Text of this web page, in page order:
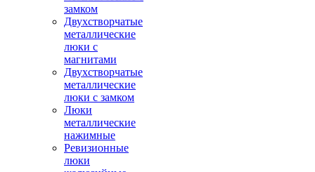
замком
Двухстворчатые
металлические
люки с
магнитами
Двухстворчатые
металлические
люки с замком
Люки
металлические
нажимные
Ревизионные
люки